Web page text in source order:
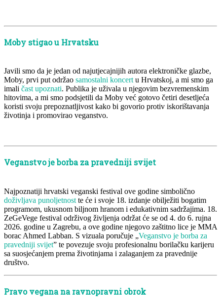
Moby stigao u Hrvatsku
Javili smo da je jedan od najutjecajnijih autora elektroničke glazbe,
Moby, prvi put održao samostalni koncert u Hrvatskoj, a mi smo ga
imali čast upoznati. Publika je uživala u njegovim bezvremenskim
hitovima, a mi smo podsjetili da Moby već gotovo četiri desetljeća
koristi svoju prepoznatljivost kako bi govorio protiv iskorištavanja
životinja i promovirao veganstvo.
Veganstvo je borba za pravedniji svijet
Najpoznatiji hrvatski veganski festival ove godine simbolično
doživljava punoljetnost te će i svoje 18. izdanje obilježiti bogatim
programom, ukusnom biljnom hranom i edukativnim sadržajima. 18.
ZeGeVege festival održivog življenja održat će se od 4. do 6. rujna
2026. godine u Zagrebu, a ove godine njegovo zaštitno lice je MMA
borac Ahmed Labban. S vizuala poručuje „Veganstvo je borba za
pravedniji svijet” te povezuje svoju profesionalnu borilačku karijeru
sa suosjećanjem prema životinjama i zalaganjem za pravednije
društvo.
Pravo vegana na ravnopravni obrok